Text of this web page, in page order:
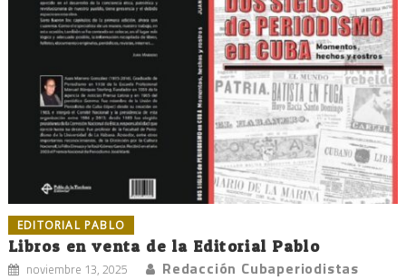
EDITORIAL PABLO
Libros en venta de la Editorial Pablo
noviembre 13, 2025 Redacción Cubaperiodistas